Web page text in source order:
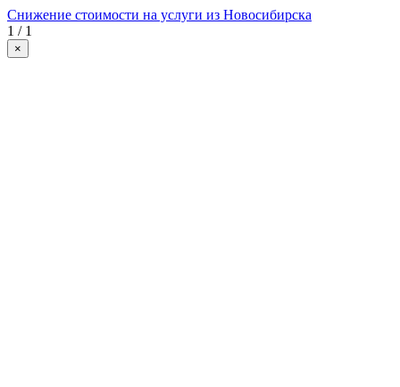
Снижение стоимости на услуги из Новосибирска
1 / 1
×